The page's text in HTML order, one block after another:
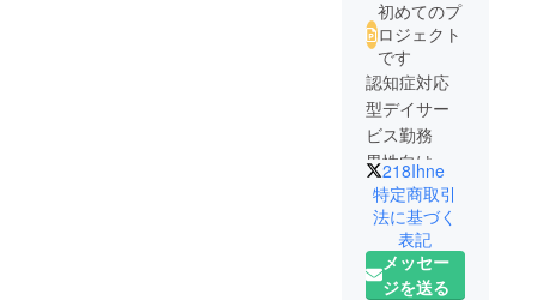
初めてのプ
ロジェクト
です
認知症対応
型デイサー
ビス勤務
男性向け恋
愛コンサル
タント（個
218Ihne
特定商取引
法に基づく
表記
メッセー
ジを送る